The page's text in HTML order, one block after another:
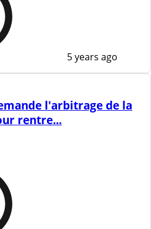
5 years ago
l'arbitrage de la
rentre...